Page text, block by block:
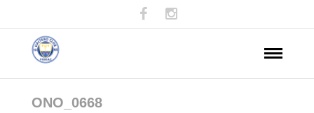
ONO_0668